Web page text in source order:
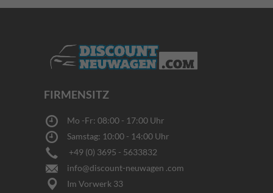
FIRMENSITZ
Mo -Fr: 08:00 - 17:00 Uhr
Samstag: 10:00 - 14:00 Uhr
+49 (0) 3695 - 5633832
info@discount-neuwagen .com
Im Vorwerk 33